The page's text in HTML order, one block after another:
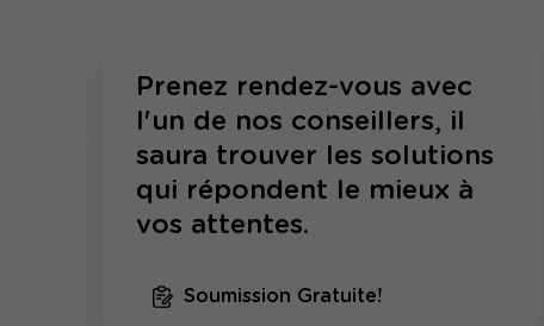
Prenez rendez-vous avec
l'un de nos conseillers, il
saura trouver les solutions
qui répondent le mieux à
vos attentes.
Soumission Gratuite!